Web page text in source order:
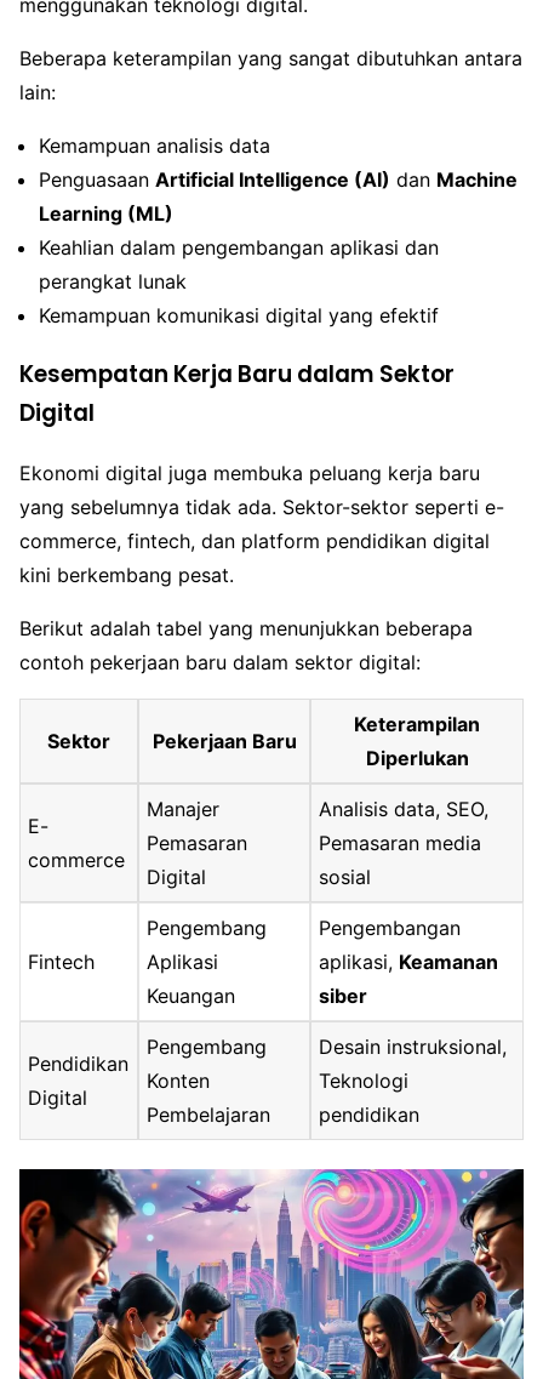
menggunakan teknologi digital.
Beberapa keterampilan yang sangat dibutuhkan antara
lain:
Kemampuan analisis data
Penguasaan Artificial Intelligence (AI) dan Machine
Learning (ML)
Keahlian dalam pengembangan aplikasi dan
perangkat lunak
Kemampuan komunikasi digital yang efektif
Kesempatan Kerja Baru dalam Sektor
Digital
Ekonomi digital juga membuka peluang kerja baru
yang sebelumnya tidak ada. Sektor-sektor seperti e-
commerce, fintech, dan platform pendidikan digital
kini berkembang pesat.
Berikut adalah tabel yang menunjukkan beberapa
contoh pekerjaan baru dalam sektor digital:
Sektor Pekerjaan Baru
Keterampilan
Diperlukan
E-
commerce
Manajer
Pemasaran
Digital
Analisis data, SEO,
Pemasaran media
sosial
Fintech
Pengembang
Aplikasi
Keuangan
Pengembangan
aplikasi, Keamanan
siber
Pendidikan
Digital
Pengembang
Konten
Pembelajaran
Desain instruksional,
Teknologi
pendidikan